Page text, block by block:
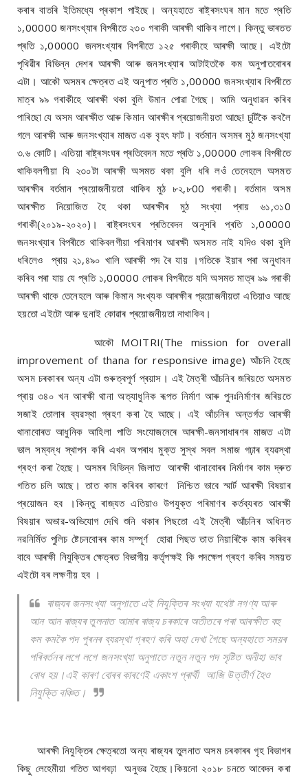
কৰাৰ বাতৰি ইতিমধ্যে প্ৰকাশ পাইছে। অন্যহাতে ৰাষ্ট্ৰসংঘৰ মান মতে প্ৰতি
১,00000 জনসংখ্যাৰ বিপৰীতে ২৩০ গৰাকী আৰক্ষী থাকিব লাগে। কিন্তু ভাৰতত
প্ৰতি ১,00000 জনসংখ্যাৰ বিপৰীতে ১২৫ গৰাকীহে আৰক্ষী আছে। এইটো
পৃথিৱীৰ বিভিন্ন দেশৰ আৰক্ষী আৰু জনসংখ্যাৰ আটাইতকৈ কম অনুপাতবোৰৰ
এটা। আকৌ অসমৰ ক্ষেত্ৰত এই অনুপাত প্ৰতি ১,00000 জনসংখ্যাৰ বিপৰীতে
মাত্ৰ ৯৯ গৰাকীহে আৰক্ষী থকা বুলি উমান পোৱা গৈছে। আমি অনুধাৱন কৰিব
পাৰিছো যে অসম আৰক্ষীত আৰু কিমান আৰক্ষীৰ প্ৰয়োজনীয়তা আছে! চুটিকৈ কবলৈ
গলে আৰক্ষী আৰু জনসংখ্যাৰ মাজত এক বৃহৎ ফাট। বৰ্তমান অসমৰ মুঠ জনসংখ্যা
৩.৬ কোটি। এতিয়া ৰাষ্ট্ৰসংঘৰ প্ৰতিবেদন মতে প্ৰতি ১,00000 লোকৰ বিপৰীতে
থাকিবলগীয়া যি ২৩০টা আৰক্ষী অসমত থকা বুলি ধৰি লওঁ তেনেহলে অসমত
আৰক্ষীৰ বৰ্তমান প্ৰয়োজনীয়তা থাকিব মুঠ ৮২,৮00 গৰাকী। বৰ্তমান অসম
আৰক্ষীত নিয়োজিত হৈ থকা আৰক্ষীৰ মুঠ সংখ্যা প্ৰায় ৬১,৩১0
গৰাকী(২০১৯-২০২০)। ৰাষ্ট্ৰসংঘৰ প্ৰতিবেদন অনুসৰি প্ৰতি ১,00000
জনসংখ্যাৰ বিপৰীতে থাকিবলগীয়া পৰিমাণৰ আৰক্ষী অসমত নাই যদিও থকা বুলি
ধৰিলেও প্ৰায় ২১,৪৯০ খালি আৰক্ষী পদ ৰৈ যায় ।গতিকে ইয়াৰ পৰা অনুধাবন
কৰিব পৰা যায় যে প্ৰতি ১,00000 লোকৰ বিপৰীতে যদি অসমত মাত্ৰ ৯৯ গৰাকী
আৰক্ষী থাকে তেনেহলে আৰু কিমান সংখ্যক আৰক্ষীৰ প্রয়োজনীয়তা এতিয়াও আছে
হয়তো এইটো আৰু দুনাই কোৱাৰ প্ৰয়োজনীয়তা নাথাকিব।
আকৌ MOITRI(The mission for overall
improvement of thana for responsive image) আঁচনি হৈছে
অসম চৰকাৰৰ অন্য এটা গুৰুত্বপূৰ্ণ প্ৰয়াস। এই মৈত্ৰী আঁচনিৰ জৰিয়তে অসমত
প্ৰায় ৩৪০ খন আৰক্ষী থানা অত্যাধুনিক ৰূপত নিৰ্মাণ আৰু পুনঃনিৰ্মাণৰ জৰিয়তে
সজাই তোলাৰ ব্যৱস্থা গ্ৰহণ কৰা হৈ আছে। এই আঁচনিৰ অন্তৰ্গত আৰক্ষী
থানাবোৰত আধুনিক আহিলা পাতি সংযোজনেৰে আৰক্ষী-জনসাধাৰণৰ মাজত এটা
ভাল সম্বন্ধ স্থাপন কৰি এখন অপৰাধ মুক্ত সুস্থ সবল সমাজ গঢ়াৰ ব্যৱস্থা
গ্ৰহণ কৰা হৈছে। অসমৰ বিভিন্ন জিলাত আৰক্ষী থানাবোৰৰ নিৰ্মাণৰ কাম দ্ৰুত
গতিত চলি আছে। তাত কাম কৰিবৰ কাৰণে নিশ্চিত ভাবে স্মাৰ্ট আৰক্ষী বিষয়াৰ
প্ৰয়োজন হব ।কিন্তু ৰাজ্যত এতিয়াও উপযুক্ত পৰিমাণৰ কৰ্তব্যৰত আৰক্ষী
বিষয়াৰ অভাৱ-অভিযোগ দেখি শুনি থকাৰ পিছতো এই মৈত্ৰী আঁচনিৰ অধিনত
নৱনিৰ্মিত পুলিচ ষ্টেচনবোৰৰ কাম সম্পূৰ্ণ হোৱা পিছত তাত নিয়াৰিকৈ কাম কৰিবৰ
বাবে আৰক্ষী নিযুক্তিৰ ক্ষেত্ৰত বিভাগীয় কর্তৃপক্ষই কি পদক্ষেপ গ্ৰহণ কৰিব সময়ত
এইটো বৰ লক্ষণীয় হব ।
ৰাজ্যৰ জনসংখ্যা অনুপাতে এই নিযুক্তিৰ সংখ্যা যথেষ্ট নগণ্য আৰু
আন আন ৰাজ্যৰ তুলনাত আমাৰ ৰাজ্য চৰকাৰে অতীতৰে পৰা আৰক্ষীত বহু
কম কমকৈ পদ পুৰনৰ ব্যৱস্থা গ্ৰহণ কৰি অহা দেখা গৈছে অন্যহাতে সময়ৰ
পৰিবৰ্তনৰ লগে লগে জনসংখ্যা অনুপাতে নতুন নতুন পদ সৃষ্টিত অনীহা ভাব
বোধ হয়।এই কাৰণ বোৰৰ কাৰণেই একাংশ প্ৰাৰ্থী আজি উত্তীৰ্ণ হৈও
নিযুক্তি বঞ্চিত।
আৰক্ষী নিযুক্তিৰ ক্ষেত্ৰতো অন্য ৰাজ্যৰ তুলনাত অসম চৰকাৰৰ গৃহ বিভাগৰ
কিছু লেহেমীয়া গতিত আগবঢ়া অনুভৱ হৈছে।কিয়নো ২০১৮ চনতে আবেদন কৰা